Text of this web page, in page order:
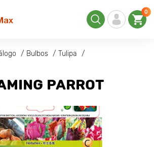
0
Bulbos
Tulipa
PARROT